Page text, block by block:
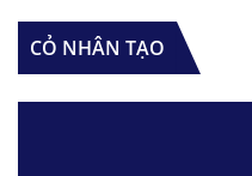
CỎ NHÂN TẠO